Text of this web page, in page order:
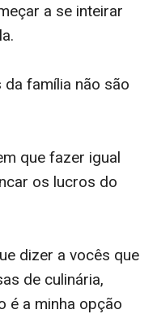
a se inteirar
família não são
que fazer igual
os lucros do
dizer a vocês que
de culinária,
é a minha opção